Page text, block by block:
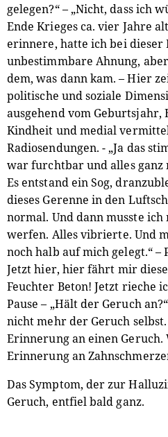
gelegen?“ – „Nicht, dass ich
Ende Krieges ca. vier Jahre
erinnere, hatte ich bei dieser
unbestimmbare Ahnung,
dem, was dann kam. – Hier
politische und soziale
ausgehend vom Geburtsjahr,
Kindheit und medial
Radiosendungen. - „Ja das
war furchtbar und alles ganz
Es entstand ein Sog,
dieses Gerenne in den
normal. Und dann musste ich
werfen. Alles vibrierte. Und
noch halb auf mich gelegt.“ –
Jetzt hier, hier fährt mir
Feuchter Beton! Jetzt rieche
Pause – „Hält der Geruch
nicht mehr der Geruch
Erinnerung an einen Geruch.
Erinnerung an
Das Symptom, der zur
Geruch, entfiel bald ganz.